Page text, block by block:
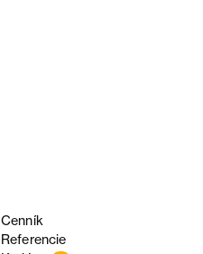
Cenník
Referencie